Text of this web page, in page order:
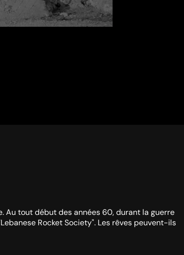
Au tout début des années 60, durant la guerre
Rocket Society". Les rêves peuvent-ils